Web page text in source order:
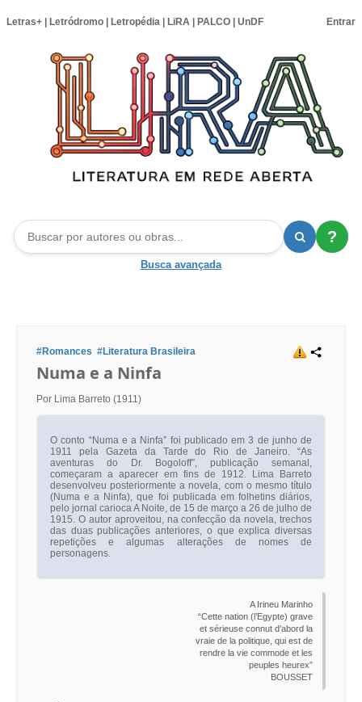
Letras+ Letródromo Letropédia LiRA PALCO UnDF Entrar
?
Busca avançada
#Romances #Literatura Brasileira
Numa e a Ninfa
Por Lima Barreto (1911)
O conto “Numa e a Ninfa” foi publicado em 3 de junho de
1911 pela Gazeta da Tarde do Rio de Janeiro. “As
aventuras do Dr. Bogoloff”, publicação semanal,
começaram a aparecer em fins de 1912. Lima Barreto
desenvolveu posteriormente a novela, com o mesmo título
(Numa e a Ninfa), que foi publicada em folhetins diários,
pelo jornal carioca A Noite, de 15 de março a 26 de julho de
1915. O autor aproveitou, na confecção da novela, trechos
das duas publicações anteriores, o que explica diversas
repetições e algumas alterações de nomes de
personagens.
A Irineu Marinho
“Cette nation (l’Egypte) grave
et sérieuse connut d’abord la
vraie de la politique, qui est de
rendre la vie commode et les
peuples heurex”
BOUSSET